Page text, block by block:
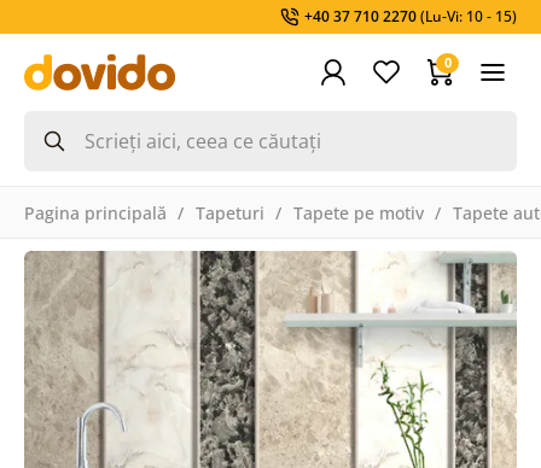
+40 37 710 2270(Lu-Vi: 10 - 15)
0
Pagina principală Tapeturi Tapete pe motiv Tapete